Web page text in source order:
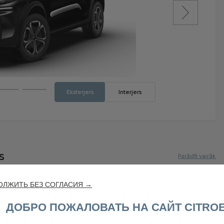
БЕЗ СОГЛАСИЯ →
ДОБРО ПОЖАЛОВАТЬ НА САЙТ